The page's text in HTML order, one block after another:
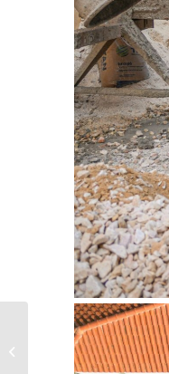
Υπογραφή σύμβασης
για την ανακατασκευή
τμήματος...